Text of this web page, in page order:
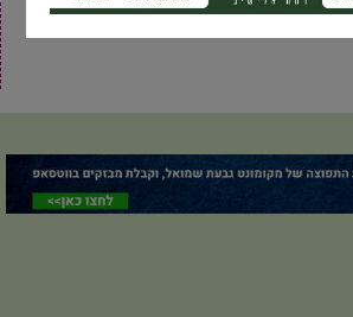
2
3
4
5
6